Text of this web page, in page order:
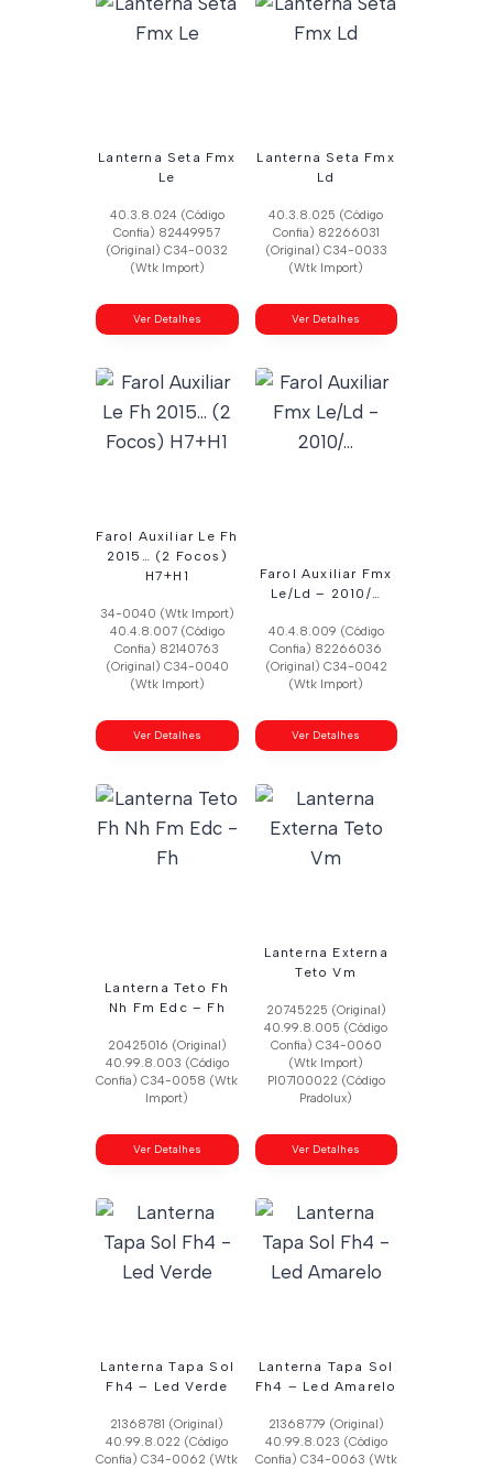
Lanterna Seta Fmx
Le
40.3.8.024 (Código
Confia) 82449957
(Original) C34-0032
(Wtk Import)
Ver Detalhes
Lanterna Seta Fmx
Ld
40.3.8.025 (Código
Confia) 82266031
(Original) C34-0033
(Wtk Import)
Ver Detalhes
Farol Auxiliar Le Fh
2015… (2 Focos)
H7+H1
34-0040 (Wtk Import)
40.4.8.007 (Código
Confia) 82140763
(Original) C34-0040
(Wtk Import)
Ver Detalhes
Farol Auxiliar Fmx
Le/Ld – 2010/…
40.4.8.009 (Código
Confia) 82266036
(Original) C34-0042
(Wtk Import)
Ver Detalhes
Lanterna Teto Fh
Nh Fm Edc – Fh
20425016 (Original)
40.99.8.003 (Código
Confia) C34-0058 (Wtk
Import)
Ver Detalhes
Lanterna Externa
Teto Vm
20745225 (Original)
40.99.8.005 (Código
Confia) C34-0060
(Wtk Import)
Pl07100022 (Código
Pradolux)
Ver Detalhes
Lanterna Tapa Sol
Fh4 – Led Verde
21368781 (Original)
40.99.8.022 (Código
Confia) C34-0062 (Wtk
Lanterna Tapa Sol
Fh4 – Led Amarelo
21368779 (Original)
40.99.8.023 (Código
Confia) C34-0063 (Wtk